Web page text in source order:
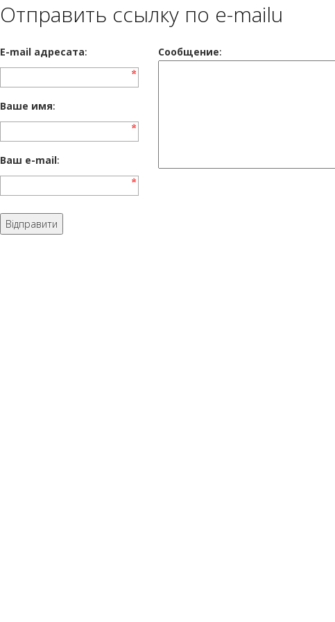
Отправить ссылку по e-mailu
E-mail адресата: Сообщение:
Ваше имя:
Ваш e-mail: